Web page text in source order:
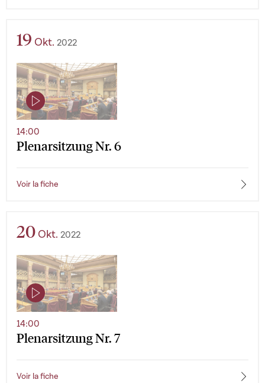
19 Okt. 2022
Plenarsitzung Nr. 6
14:00
Voir la fiche
20 Okt. 2022
Plenarsitzung Nr. 7
14:00
Voir la fiche